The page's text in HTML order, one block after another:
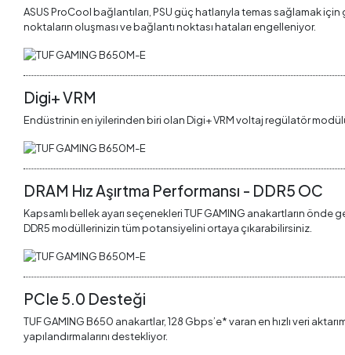
ASUS ProCool bağlantıları, PSU güç hatlarıyla temas sağlamak
noktaların oluşması ve bağlantı noktası hataları engelleniyor.
Digi+ VRM
Endüstrinin en iyilerinden biri olan Digi+ VRM voltaj regülatör
DRAM Hız Aşırtma Performansı - DDR5 OC
Kapsamlı bellek ayarı seçenekleri TUF GAMING anakartların
DDR5 modüllerinizin tüm potansiyelini ortaya çıkarabilirsiniz.
PCIe 5.0 Desteği
TUF GAMING B650 anakartlar, 128 Gbps’e* varan en hızlı veri
yapılandırmalarını destekliyor.